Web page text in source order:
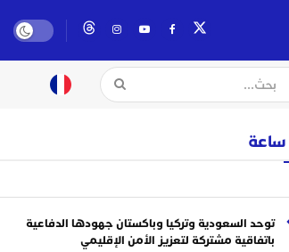
توحد السعودية وتركيا وباكستان جهودها الدفاعية
باتفاقية مشتركة لتعزيز الأمن الإقليمي